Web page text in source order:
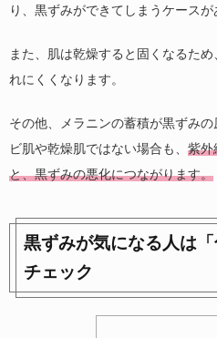
り、黒ずみができてしまうケースが
また、肌は乾燥すると固くなるた
れにくくなります。
その他、メラニンの蓄積が黒ずみ
ビ肌や乾燥肌ではない場合も、 紫外
と、黒ずみの悪化につながります。
黒ずみが気になる人は
チェック